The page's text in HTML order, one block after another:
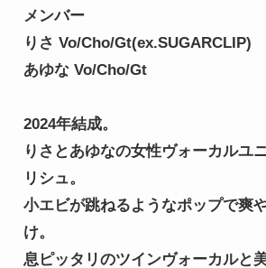
メンバー
りさ Vo/Cho/Gt(ex.SUGARCLIP)
あゆな Vo/Cho/Gt
2024年結成。
りさとあゆなの女性ヴォーカルユ
リシュ。
小エビが跳ねるようなポップで爽
け。
息ピッタリのツインヴォーカルと